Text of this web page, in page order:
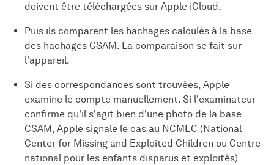
doivent être téléchargées sur Apple iCloud.
Puis ils comparent les hachages calculés à la base
des hachages CSAM. La comparaison se fait sur
l'appareil.
Si des correspondances sont trouvées, Apple
examine le compte manuellement. Si l'examinateur
confirme qu'il s'agit bien d'une photo de la base
CSAM, Apple signale le cas au NCMEC (National
Center for Missing and Exploited Children ou Centre
national pour les enfants disparus et exploités)